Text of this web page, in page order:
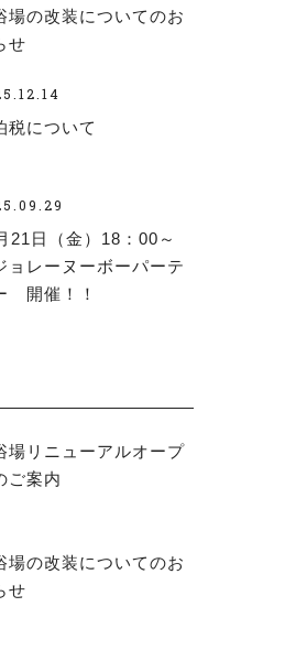
場の改装についてのお
せ
税について
21日（金）18：00～
ョレーヌーボーパーテ
開催！！
場リニューアルオープ
ご案内
場の改装についてのお
せ